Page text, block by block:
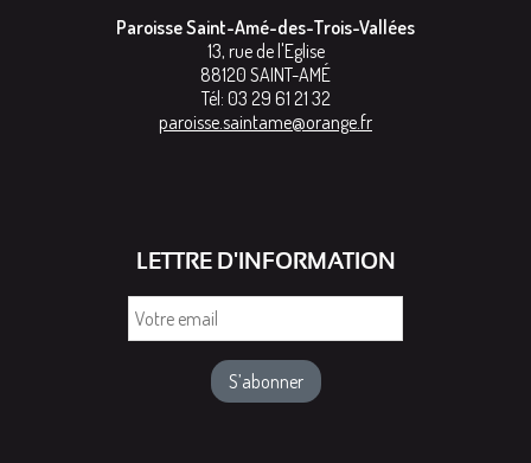
Paroisse Saint-Amé-des-Trois-Vallées
13, rue de l'Eglise
88120 SAINT-AMÉ
Tél: 03 29 61 21 32
paroisse.saintame@orange.fr
LETTRE D'INFORMATION